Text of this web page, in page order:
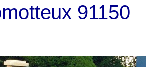
91150